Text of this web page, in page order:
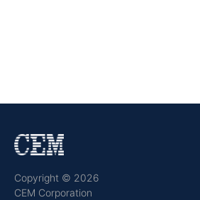
Copyright © 2026
CEM Corporation